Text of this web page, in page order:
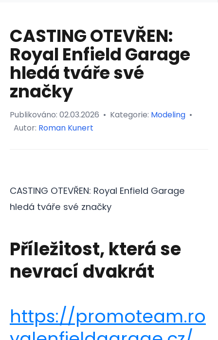
CASTING OTEVŘEN:
Royal Enfield Garage
hledá tváře své
značky
Publikováno: 02.03.2026 • Kategorie: Modeling •
Autor: Roman Kunert
CASTING OTEVŘEN: Royal Enfield Garage
hledá tváře své značky
Příležitost, která se
nevrací dvakrát
https://promoteam.ro